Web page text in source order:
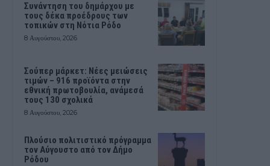
Συνάντηση του δημάρχου με
τους δέκα προέδρους των
τοπικών στη Νότια Ρόδο
8 Αυγούστου, 2026
Σούπερ μάρκετ: Νέες μειώσεις
τιμών – 916 προϊόντα στην
εθνική πρωτοβουλία, ανάμεσά
τους 130 σχολικά
8 Αυγούστου, 2026
Πλούσιο πολιτιστικό πρόγραμμα
τον Αύγουστο από τον Δήμο
Ρόδου